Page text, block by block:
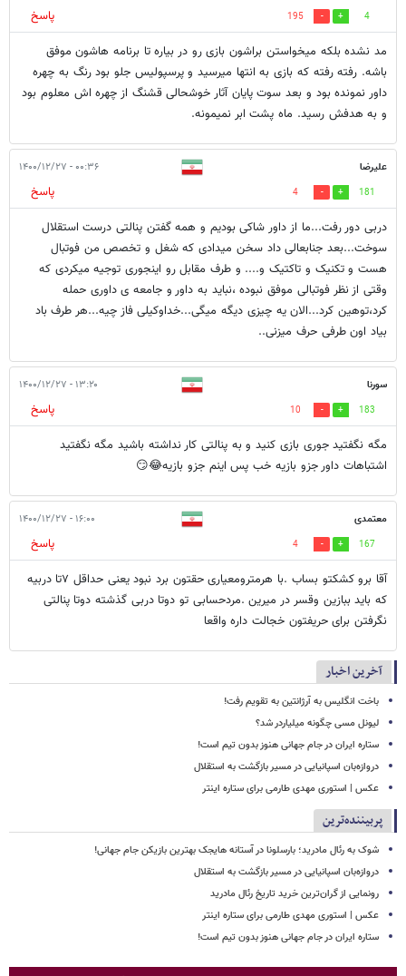
4
195
پاسخ
مد نشده بلکه میخواستن براشون بازی رو در بیاره تا برنامه هاشون موفق
باشه. رفته رفته که بازی به انتها میرسید و پرسپولیس جلو بود رنگ به چهره
داور نمونده بود و بعد سوت پایان آثار خوشحالی قشنگ از چهره اش معلوم بود
و به هدفش رسید. ماه پشت ابر نمیمونه.
علیرضا ۰۰:۳۶ - ۱۴۰۰/۱۲/۲۷
181
4
پاسخ
دربی دور رفت...ما از داور شاکی بودیم و همه گفتن پنالتی درست استقلال
سوخت...بعد جنابعالی داد سخن میدادی که شغل و تخصص من فوتبال
هست و تکنیک و تاکتیک و.... و طرف مقابل رو اینجوری توجیه میکردی که
وقتی از نظر فوتبالی موفق نبوده ،نباید به داور و جامعه ی داوری حمله
کرد،توهین کرد...الان یه چیزی دیگه میگی...خداوکیلی فاز چیه...هر طرف باد
بیاد اون طرفی حرف میزنی..
سورنا ۱۳:۲۰ - ۱۴۰۰/۱۲/۲۷
183
10
پاسخ
مگه نگفتید جوری بازی کنید و به پنالتی کار نداشته باشید مگه نگفتید
اشتباهات داور جزو بازیه خب پس اینم جزو بازیه😂😏
معتمدی ۱۶:۰۰ - ۱۴۰۰/۱۲/۲۷
167
4
پاسخ
آقا برو کشکتو بساب .با هرمترومعیاری حقتون برد نبود ‌یعنی حداقل ۷تا دربیه
که باید ببازین وقسر در میرین .مردحسابی تو دوتا دربی گذشته دوتا پنالتی
نگرفتن برای حریفتون خجالت داره واقعا
آخرین اخبار
باخت انگلیس به آرژانتین به تقویم رفت!
لیونل مسی چگونه میلیاردر شد؟
ستاره ایران در جام جهانی هنوز بدون تیم است!
دروازه‌بان اسپانیایی در مسیر بازگشت به استقلال
عکس | استوری مهدی طارمی برای ستاره اینتر
پربیننده‌ترین
شوک به رئال مادرید؛ بارسلونا در آستانه هایجک بهترین بازیکن جام جهانی!
دروازه‌بان اسپانیایی در مسیر بازگشت به استقلال
رونمایی از گران‌ترین خرید تاریخ رئال مادرید
عکس | استوری مهدی طارمی برای ستاره اینتر
ستاره ایران در جام جهانی هنوز بدون تیم است!